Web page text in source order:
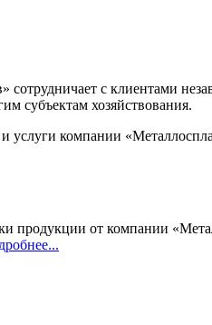
сотрудничает с клиентами
субъектам хозяйствования.
услуги компании
продукции от компании